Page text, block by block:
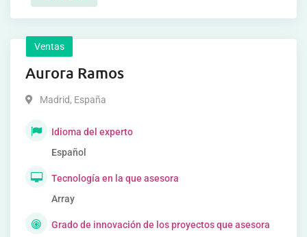
Ventas
Aurora Ramos
Madrid, España
Idioma del experto
Español
Tecnología en la que asesora
Array
Grado de innovación de los proyectos que asesora